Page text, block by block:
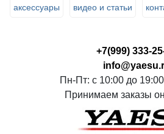
аксессуары видео и статьи
+7(999) 333-
Пн-Пт: с 10:00 до
Принимаем заказы